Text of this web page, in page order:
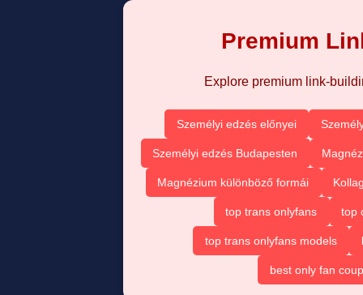
Premium
Explore premium link-
Személyi edzés előnyei
Személyi edzés Budapesten
Magnézium különböző formái
top trans onlyfans top
top trans onlyfans models
best only fan